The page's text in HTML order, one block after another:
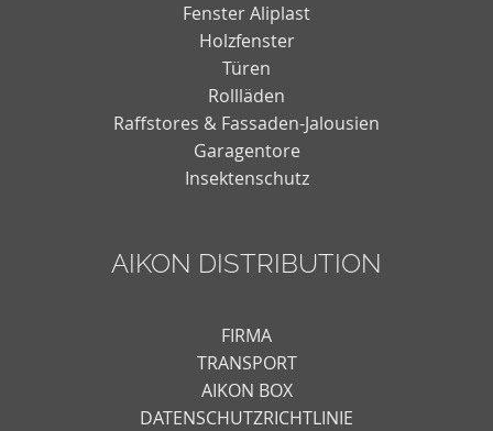
Fenster Aliplast
Holzfenster
Türen
Rollläden
Raffstores & Fassaden-Jalousien
Garagentore
Insektenschutz
AIKON DISTRIBUTION
FIRMA
TRANSPORT
AIKON BOX
DATENSCHUTZRICHTLINIE